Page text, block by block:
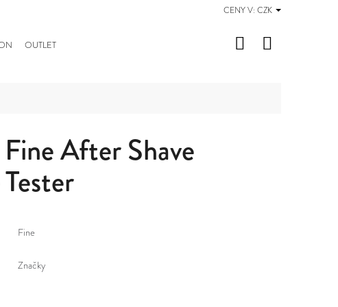
CENY V: CZK
OUTLET Hledat
After Shave
Fine
Značky